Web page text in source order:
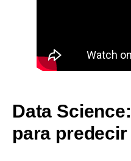
Data
para